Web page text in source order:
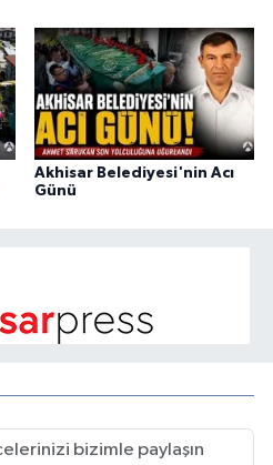
Akhisar Belediyesi'nin Acı
Günü